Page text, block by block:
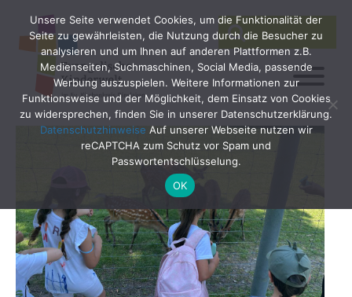
Search
for:
SEARCH
Unsere Seite verwendet Cookies, um die Funktionalität der
Seite zu gewährleisten, die Nutzung durch die Besucher zu
analysieren und um Ihnen auf anderen Plattformen z.B.
Medienseiten, Suchmaschinen, Social Media, passende
Werbung auszuspielen. Weitere Informationen zur
Funktionsweise und der Möglichkeit, dem Einsatz von Cookies
zu widersprechen, finden Sie in unserer Datenschutzerklärung.
Datenschutzhinweise Auf unserer Webseite nutzen wir
reCAPTCHA zum Schutz vor Spam und
Passwortentschlüsselung.
OK